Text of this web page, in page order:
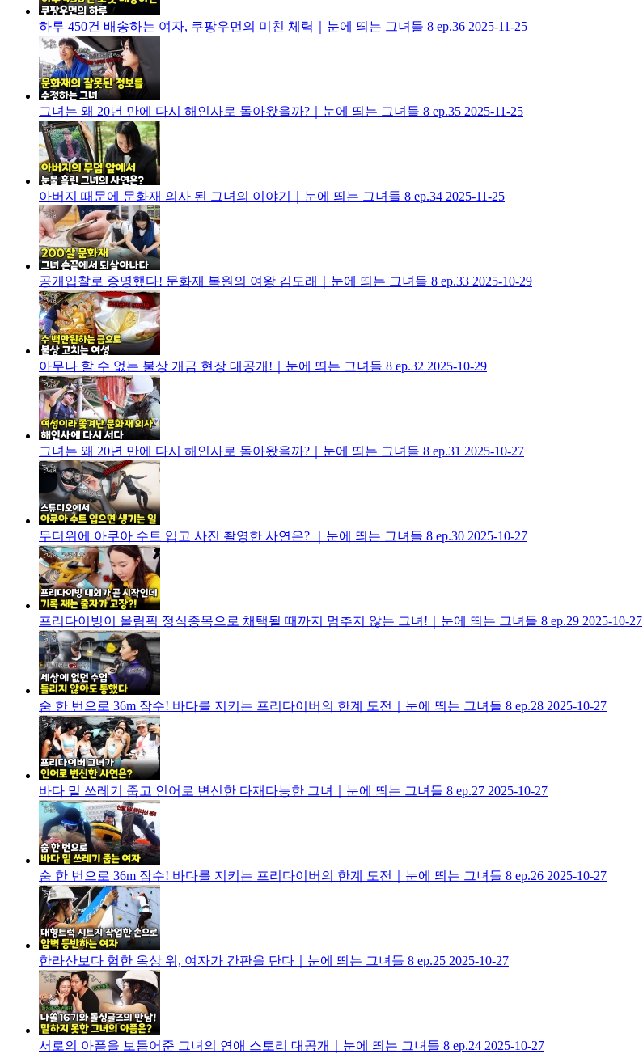
하루 450건 배송하는 여자, 쿠팡우먼의 미친 체력｜눈에 띄는 그녀들 8 ep.36 2025-11-25
그녀는 왜 20년 만에 다시 해인사로 돌아왔을까?｜눈에 띄는 그녀들 8 ep.35 2025-11-25
아버지 때문에 문화재 의사 된 그녀의 이야기｜눈에 띄는 그녀들 8 ep.34 2025-11-25
공개입찰로 증명했다! 문화재 복원의 여왕 김도래｜눈에 띄는 그녀들 8 ep.33 2025-10-29
아무나 할 수 없는 불상 개금 현장 대공개!｜눈에 띄는 그녀들 8 ep.32 2025-10-29
그녀는 왜 20년 만에 다시 해인사로 돌아왔을까?｜눈에 띄는 그녀들 8 ep.31 2025-10-27
무더위에 아쿠아 수트 입고 사진 촬영한 사연은? ｜눈에 띄는 그녀들 8 ep.30 2025-10-27
프리다이빙이 올림픽 정식종목으로 채택될 때까지 멈추지 않는 그녀!｜눈에 띄는 그녀들 8 ep.29 2025-10-27
숨 한 번으로 36m 잠수! 바다를 지키는 프리다이버의 한계 도전｜눈에 띄는 그녀들 8 ep.28 2025-10-27
바다 밑 쓰레기 줍고 인어로 변신한 다재다능한 그녀｜눈에 띄는 그녀들 8 ep.27 2025-10-27
숨 한 번으로 36m 잠수! 바다를 지키는 프리다이버의 한계 도전｜눈에 띄는 그녀들 8 ep.26 2025-10-27
한라산보다 험한 옥상 위, 여자가 간판을 단다｜눈에 띄는 그녀들 8 ep.25 2025-10-27
서로의 아픔을 보듬어준 그녀의 연애 스토리 대공개｜눈에 띄는 그녀들 8 ep.24 2025-10-27